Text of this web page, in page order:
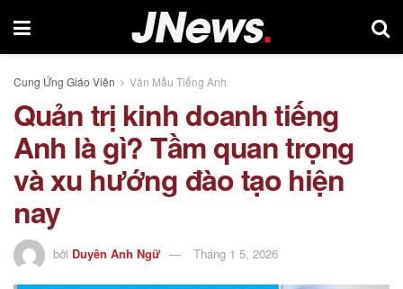
Cung Ứng Giáo Viên Văn Mẫu Tiếng Anh
Quản trị kinh doanh tiếng
Anh là gì? Tầm quan trọng
và xu hướng đào tạo hiện
nay
bởi Duyên Anh Ngữ Tháng 1 5, 2026